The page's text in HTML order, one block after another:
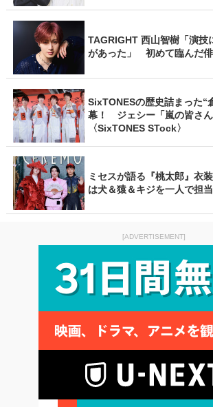
TAGRIGHT 西山智樹「演技
があった」 初めて臨んだ
SixTONESの歴史詰まった“
幕！ ジェシー「嵐の皆さん
〈SixTONES STock〉
ミセスが語る『桃太郎』衣
は犬＆猿＆キジを一人で担当
[ADVERTISEMENT]